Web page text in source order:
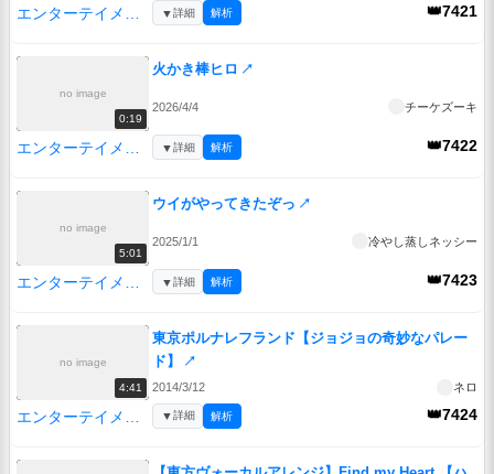
👑7421
▼詳細 解析
no image
0:19
火かき棒ヒロ ↗
2026/4/4 チーケズーキ
👑7422
▼詳細 解析
no image
5:01
ウイがやってきたぞっ ↗
2025/1/1 冷やし蒸しネッシー
👑7423
▼詳細 解析
no image
4:41
東京ポルナレフランド【ジョジョの奇妙なパレー
ド】
↗
2014/3/12 ネロ
👑7424
▼詳細 解析